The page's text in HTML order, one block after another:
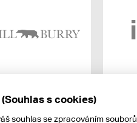
s cookies)
souhlasse zpracováním souborů